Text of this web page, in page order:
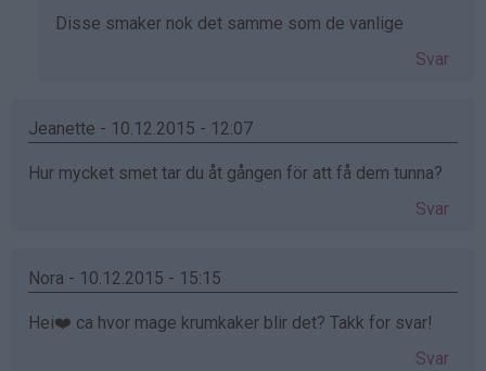
Som
Anonym
bekreftet)
Disse smaker nok det samme som de vanlige
Svar
Jeanette - 10.12.2015 - 12:07
Hur mycket smet tar du åt gången för att få dem tunna?
Svar
Nora - 10.12.2015 - 15:15
Hei❤️ ca hvor mage krumkaker blir det? Takk for svar!
Svar